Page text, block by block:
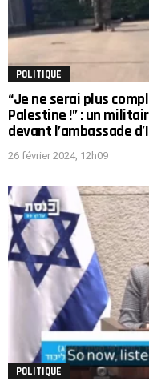
POLITIQUE
“Je ne serai plus
Palestine !” : un
devant l’ambassade
26 février 2024, 12h09
POLITIQUE